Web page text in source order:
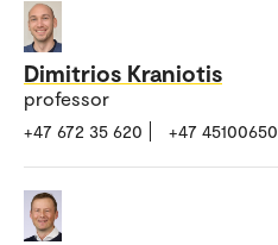
Dimitrios Kraniotis
professor
+47 672 35 620 +47 45100650